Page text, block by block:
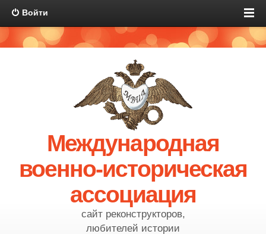
Войти
Международная
военно-историческая
ассоциация
сайт реконструкторов,
любителей истории